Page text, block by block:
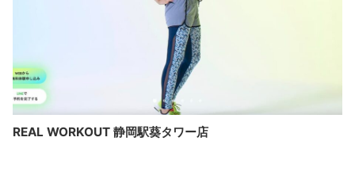
REAL WORKOUT 静岡駅葵タワー店